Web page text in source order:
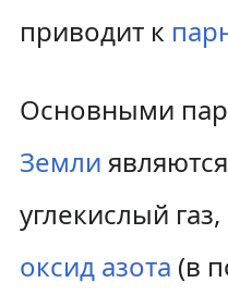
приводит к
Основными
Земли являются
углекислый газ,
оксид азота (в